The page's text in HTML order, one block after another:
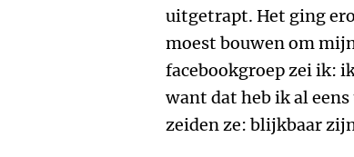
uitgetrapt. Het ging
moest bouwen om
facebookgroep zei ik:
want dat heb ik al
zeiden ze: blijkbaar